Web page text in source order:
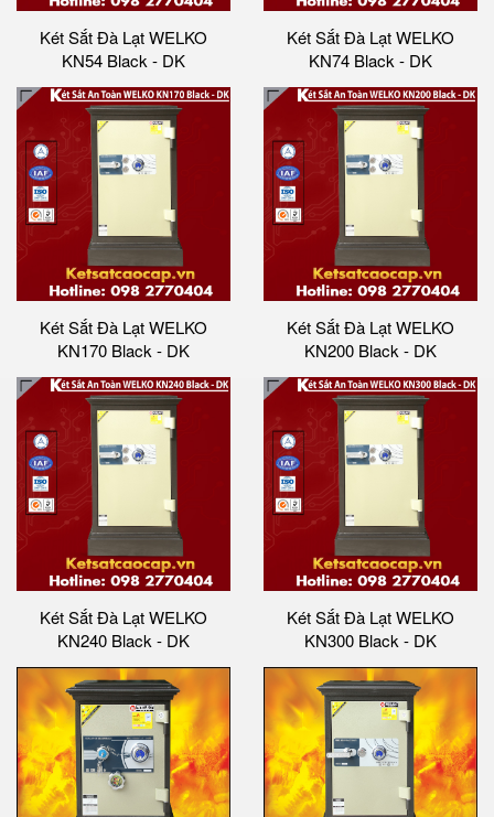
Két Sắt Đà Lạt WELKO
KN54 Black - DK
Két Sắt Đà Lạt WELKO
KN74 Black - DK
Két Sắt Đà Lạt WELKO
KN170 Black - DK
Két Sắt Đà Lạt WELKO
KN200 Black - DK
Két Sắt Đà Lạt WELKO
KN240 Black - DK
Két Sắt Đà Lạt WELKO
KN300 Black - DK